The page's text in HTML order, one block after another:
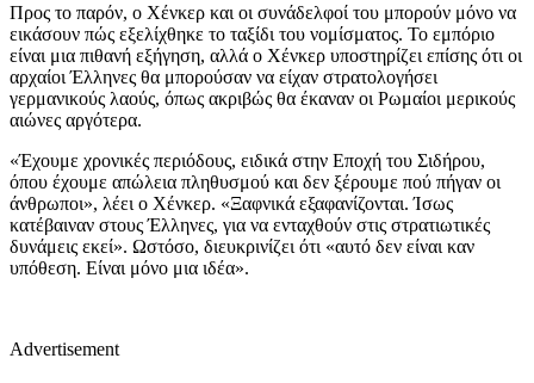
Προς το παρόν, ο Χένκερ και οι συνάδελφοί του μπορούν μόνο να
εικάσουν πώς εξελίχθηκε το ταξίδι του νομίσματος. Το εμπόριο
είναι μια πιθανή εξήγηση, αλλά ο Χένκερ υποστηρίζει επίσης ότι οι
αρχαίοι Έλληνες θα μπορούσαν να είχαν στρατολογήσει
γερμανικούς λαούς, όπως ακριβώς θα έκαναν οι Ρωμαίοι μερικούς
αιώνες αργότερα.
«Έχουμε χρονικές περιόδους, ειδικά στην Εποχή του Σιδήρου,
όπου έχουμε απώλεια πληθυσμού και δεν ξέρουμε πού πήγαν οι
άνθρωποι», λέει ο Χένκερ. «Ξαφνικά εξαφανίζονται. Ίσως
κατέβαιναν στους Έλληνες, για να ενταχθούν στις στρατιωτικές
δυνάμεις εκεί». Ωστόσο, διευκρινίζει ότι «αυτό δεν είναι καν
υπόθεση. Είναι μόνο μια ιδέα».
Advertisement